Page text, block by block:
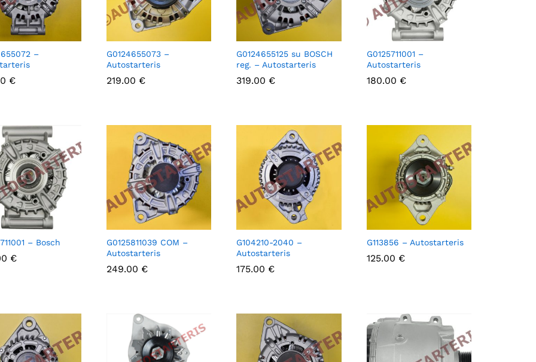
–
€
€
G0124655073 –
Autostarteris
219.00 €
219.00 €
G0124655125 su BOSCH
reg. – Autostarteris
319.00 €
319.00 €
G0125711001 –
Autostarteris
180.00 €
180.00 €
– Bosch
€
€
G0125811039 COM –
Autostarteris
249.00 €
249.00 €
G104210-2040 –
Autostarteris
175.00 €
175.00 €
G113856 – Autostarteris
125.00 €
125.00 €